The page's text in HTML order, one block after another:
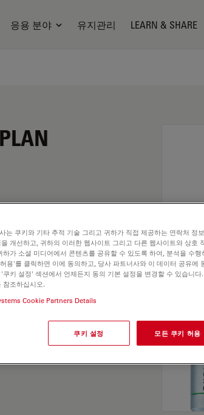
응용 분야 유지관리 LEARN & SHARE
ourObjective
find the best fit for
는 쿠키와 기타 추적 기술 그리고 귀하가 직접 제공하는 연락처 정
개선하고, 귀하의 이러한 웹사이트 그리고 다른 웹사이트와 상호
하가 소셜 미디어에서 콘텐츠를 공유할 수 있도록 하여, 분석을 수
용'를 클릭하면 이에 동의하고, 당사 파트너사와 이 데이터 공유에
쿠키 설정' 섹션에서 언제든지 동의 기본 설정을 변경할 수 있습니
참조하십시오.
Cookie Partners Details
쿠키 설정 모든 쿠키 허용